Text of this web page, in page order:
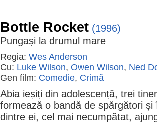
Bottle Rocket (1996)
Pungași la drumul mare
Regia: Wes Anderson
Cu: Luke Wilson, Owen Wilson, Ned
Gen film: Comedie, Crimă
Abia ieșiți din adolescență, trei
formează o bandă de spărgători
dintre ei, cel mai necumpătat,